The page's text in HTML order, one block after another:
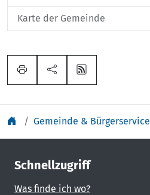
Karte der Gemeinde
Gemeinde & Bürgerservice
Schnellzugriff
Was finde ich wo?